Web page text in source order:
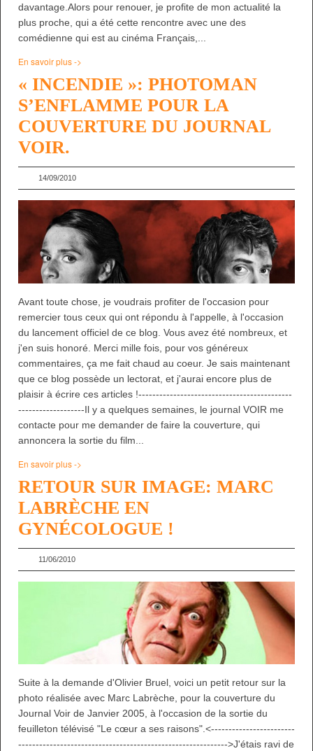
davantage.Alors pour renouer, je profite de mon actualité la
plus proche, qui a été cette rencontre avec une des
comédienne qui est au cinéma Français,...
En savoir plus ->
« INCENDIE »: PHOTOMAN
S’ENFLAMME POUR LA
COUVERTURE DU JOURNAL
VOIR.
14/09/2010
Avant toute chose, je voudrais profiter de l'occasion pour
remercier tous ceux qui ont répondu à l'appelle, à l'occasion
du lancement officiel de ce blog. Vous avez été nombreux, et
j'en suis honoré. Merci mille fois, pour vos généreux
commentaires, ça me fait chaud au coeur. Je sais maintenant
que ce blog possède un lectorat, et j'aurai encore plus de
plaisir à écrire ces articles !--------------------------------------------
-------------------Il y a quelques semaines, le journal VOIR me
contacte pour me demander de faire la couverture, qui
annoncera la sortie du film...
En savoir plus ->
RETOUR SUR IMAGE: MARC
LABRÈCHE EN
GYNÉCOLOGUE !
11/06/2010
Suite à la demande d'Olivier Bruel, voici un petit retour sur la
photo réalisée avec Marc Labrèche, pour la couverture du
Journal Voir de Janvier 2005, à l'occasion de la sortie du
feuilleton télévisé "Le cœur a ses raisons".<------------------------
------------------------------------------------------------>J'étais ravi de